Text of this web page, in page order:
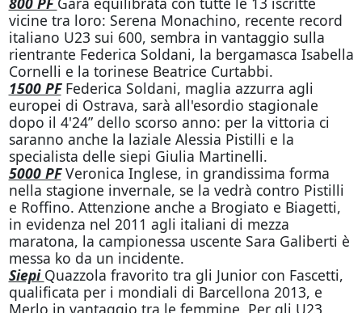
vicine tra loro: Serena Monachino, recente record
italiano U23 sui 600, sembra in vantaggio sulla
rientrante Federica Soldani, la bergamasca Isabella
Cornelli e la torinese Beatrice Curtabbi.
1500 PFFederica Soldani, maglia azzurra agli
europei di Ostrava, sarà all'esordio stagionale
dopo il 4'24” dello scorso anno: per la vittoria ci
saranno anche la laziale Alessia Pistilli e la
specialista delle siepi Giulia Martinelli.
5000 PFVeronica Inglese, in grandissima forma
nella stagione invernale, se la vedrà contro Pistilli
e Roffino. Attenzione anche a Brogiato e Biagetti,
in evidenza nel 2011 agli italiani di mezza
maratona, la campionessa uscente Sara Galiberti è
messa ko da un incidente.
Siepi Quazzola fravorito tra gli Junior con Fascetti,
qualificata per i mondiali di Barcellona 2013, e
Merlo in vantaggio tra le femmine. Per gli U23